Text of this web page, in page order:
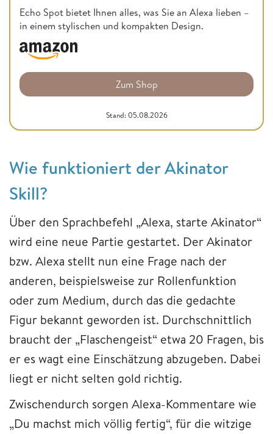
Echo Spot bietet Ihnen alles, was Sie an Alexa lieben –
in einem stylischen und kompakten Design.
Zum Shop
Stand: 05.08.2026
Wie funktioniert der Akinator
Skill?
Über den Sprachbefehl „Alexa, starte Akinator“
wird eine neue Partie gestartet. Der Akinator
bzw. Alexa stellt nun eine Frage nach der
anderen, beispielsweise zur Rollenfunktion
oder zum Medium, durch das die gedachte
Figur bekannt geworden ist. Durchschnittlich
braucht der „Flaschengeist“ etwa 20 Fragen, bis
er es wagt eine Einschätzung abzugeben. Dabei
liegt er nicht selten gold richtig.
Zwischendurch sorgen Alexa-Kommentare wie
„Du machst mich völlig fertig“, für die witzige